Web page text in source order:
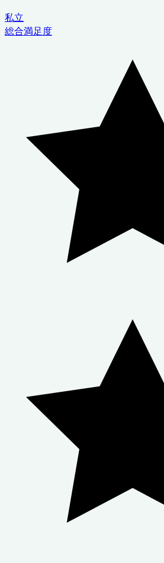
私立
総合満足度